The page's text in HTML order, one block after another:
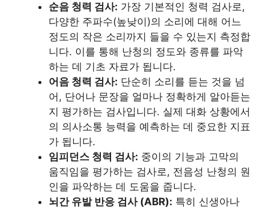
순음 청력 검사: 가장 기본적인 청력 검사로,
다양한 주파수(높낮이)의 소리에 대해 어느
정도의 작은 소리까지 들을 수 있는지 측정합
니다. 이를 통해 난청의 정도와 종류를 파악
하는 데 기초 자료가 됩니다.
어음 청력 검사: 단순히 소리를 듣는 것을 넘
어, 단어나 문장을 얼마나 정확하게 알아듣는
지 평가하는 검사입니다. 실제 대화 상황에서
의 의사소통 능력을 예측하는 데 중요한 지표
가 됩니다.
임피던스 청력 검사: 중이의 기능과 고막의
움직임을 평가하는 검사로, 전음성 난청의 원
인을 파악하는 데 도움을 줍니다.
뇌간 유발 반응 검사 (ABR): 특히 신생아나